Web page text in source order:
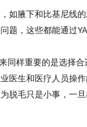
如腋下和比基尼线
，这些都能通过
同样重要的是选择
医生和医疗人员操
脱毛只是小事，一